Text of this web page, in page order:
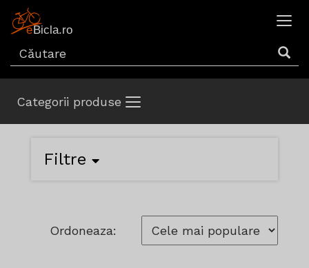
Categorii produse
Filtre
Ordoneaza: